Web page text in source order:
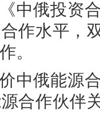
中俄投资
作水平，
。
中俄能源
合作伙伴